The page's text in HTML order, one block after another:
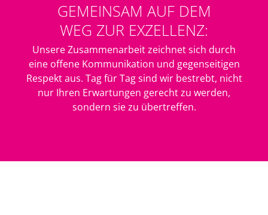
GEMEINSAM AUF DEM
WEG ZUR EXZELLENZ:
Unsere Zusammenarbeit zeichnet sich durch
eine offene Kommunikation und gegenseitigen
Respekt aus. Tag für Tag sind wir bestrebt, nicht
nur Ihren Erwartungen gerecht zu werden,
sondern sie zu übertreffen.